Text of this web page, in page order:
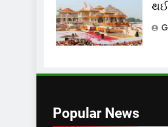
થઈ
Popular News
8
શું
બેઠક
માટે